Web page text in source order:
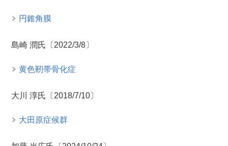
円錐角膜
島崎 潤氏〔2022/3/8〕
黄色靭帯骨化症
大川 淳氏〔2018/7/10〕
大田原症候群